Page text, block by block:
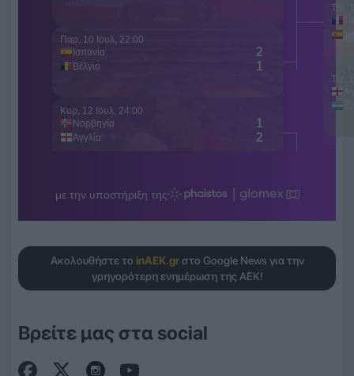
Ακολουθήστε το inAEK.grστο Google News για την
γρηγορότερη ενημέρωση της ΑΕΚ!
Βρείτε μας στα social